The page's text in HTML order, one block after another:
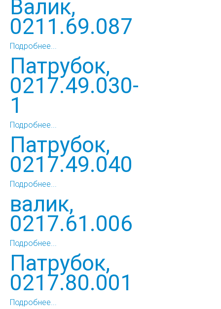
Валик,
0211.69.087
Подробнее...
Патрубок,
0217.49.030-
1
Подробнее...
Патрубок,
0217.49.040
Подробнее...
валик,
0217.61.006
Подробнее...
Патрубок,
0217.80.001
Подробнее...